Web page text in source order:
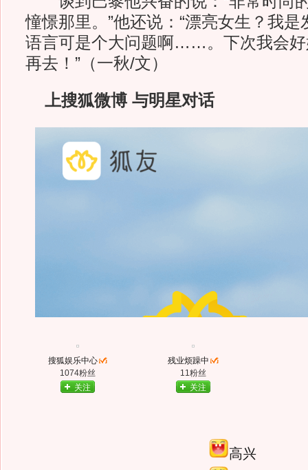
憧憬那里。”他还说：“漂亮女生？我
语言可是个大问题啊……。下次我会好
再去！”（一秋/文）
上搜狐微博 与明星对话
搜狐娱乐中心
1074粉丝
关注
残业烦躁中
11粉丝
关注
高兴